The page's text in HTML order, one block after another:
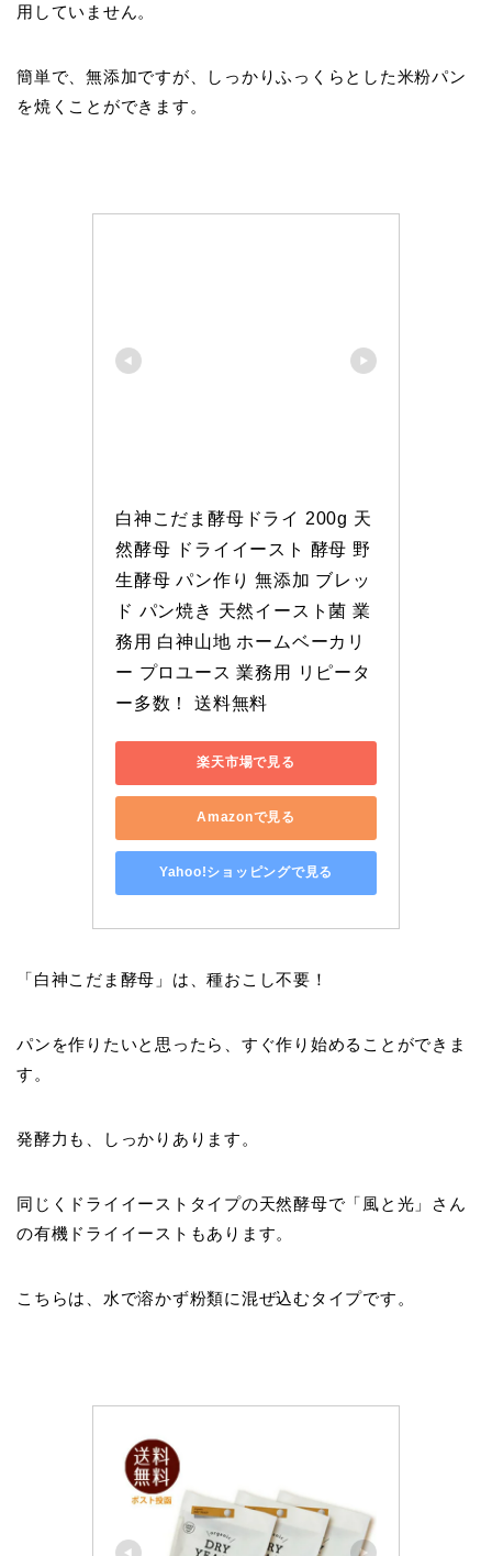
用していません。
簡単で、無添加ですが、しっかりふっくらとした米粉パン
を焼くことができます。
白神こだま酵母ドライ 200g 天
然酵母 ドライイースト 酵母 野
生酵母 パン作り 無添加 ブレッ
ド パン焼き 天然イースト菌 業
務用 白神山地 ホームベーカリ
ー プロユース 業務用 リピータ
ー多数！ 送料無料
楽天市場で見る
Amazonで見る
Yahoo!ショッピングで見る
「白神こだま酵母」は、種おこし不要！
パンを作りたいと思ったら、すぐ作り始めることができま
す。
発酵力も、しっかりあります。
同じくドライイーストタイプの天然酵母で「風と光」さん
の有機ドライイーストもあります。
こちらは、水で溶かず粉類に混ぜ込むタイプです。